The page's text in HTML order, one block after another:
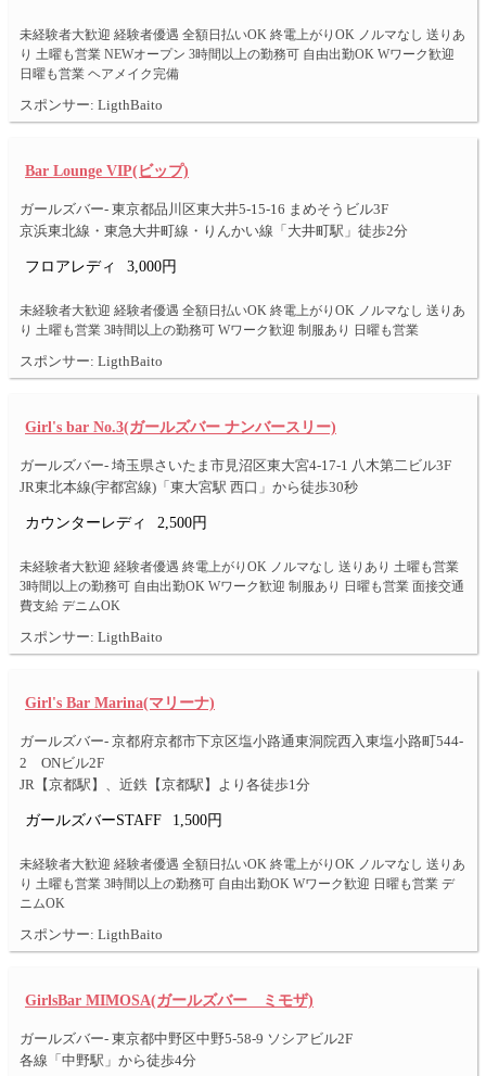
未経験者大歓迎 経験者優遇 全額日払いOK 終電上がりOK ノルマなし 送りあ
り 土曜も営業 NEWオープン 3時間以上の勤務可 自由出勤OK Wワーク歓迎
日曜も営業 ヘアメイク完備
スポンサー: LigthBaito
Bar Lounge VIP(ビップ)
ガールズバー- 東京都品川区東大井5-15-16 まめそうビル3F
京浜東北線・東急大井町線・りんかい線「大井町駅」徒歩2分
フロアレディ 3,000円
未経験者大歓迎 経験者優遇 全額日払いOK 終電上がりOK ノルマなし 送りあ
り 土曜も営業 3時間以上の勤務可 Wワーク歓迎 制服あり 日曜も営業
スポンサー: LigthBaito
Girl's bar No.3(ガールズバー ナンバースリー)
ガールズバー- 埼玉県さいたま市見沼区東大宮4-17-1 八木第二ビル3F
JR東北本線(宇都宮線)「東大宮駅 西口」から徒歩30秒
カウンターレディ 2,500円
未経験者大歓迎 経験者優遇 終電上がりOK ノルマなし 送りあり 土曜も営業
3時間以上の勤務可 自由出勤OK Wワーク歓迎 制服あり 日曜も営業 面接交通
費支給 デニムOK
スポンサー: LigthBaito
Girl's Bar Marina(マリーナ)
ガールズバー- 京都府京都市下京区塩小路通東洞院西入東塩小路町544-
2 ONビル2F
JR【京都駅】、近鉄【京都駅】より各徒歩1分
ガールズバーSTAFF 1,500円
未経験者大歓迎 経験者優遇 全額日払いOK 終電上がりOK ノルマなし 送りあ
り 土曜も営業 3時間以上の勤務可 自由出勤OK Wワーク歓迎 日曜も営業 デ
ニムOK
スポンサー: LigthBaito
GirlsBar MIMOSA(ガールズバー ミモザ)
ガールズバー- 東京都中野区中野5-58-9 ソシアビル2F
各線「中野駅」から徒歩4分